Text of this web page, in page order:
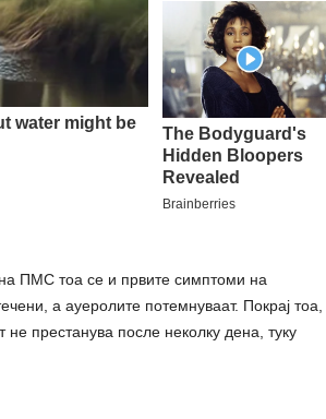
на ПМС тоа се и првите симптоми на
а ауеролите потемнуваат. Покрај тоа,
престанува после неколку дена, туку